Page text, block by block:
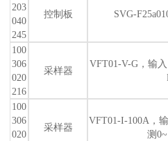
203
040
245
控制板 SVG-
100
306
020
216
采样器
VFT01-V-G，输
100
306
020
采样器
VFT01-I-100A，
测